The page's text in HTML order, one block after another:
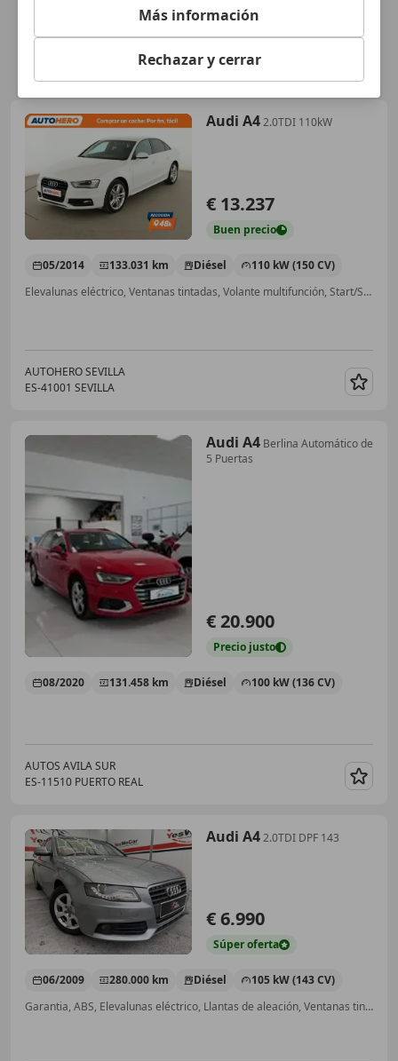
Audi A42.0TDI 110kW
€ 13.237
Buen precio
05/2014 133.031 km Diésel
110 kW (150 CV)
Elevalunas eléctrico, Ventanas tintadas, Volante multifunción, Start/Stop automático, Airbags laterales
AUTOHERO SEVILLA
ES-41001 SEVILLA
Audi A4 Berlina Automático de
5 Puertas
€ 20.900
Precio justo
08/2020 131.458 km Diésel 100 kW (136 CV)
AUTOS AVILA SUR
ES-11510 PUERTO REAL
Audi A42.0TDI DPF 143
€ 6.990
Súperoferta
06/2009 280.000 km Diésel
105 kW (143 CV)
Garantia, ABS, Elevalunas eléctrico, Llantas de aleación, Ventanas tintadas, Climatizador automático, Airbags laterales, Faros antiniebla
Más información
Rechazar y cerrar